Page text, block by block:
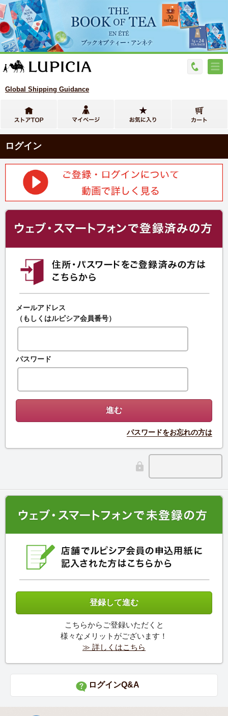
Global Shipping Guidance
ログイン
メールアドレス
（もしくはルピシア会員番号）
パスワード
パスワードをお忘れの方は
こちらからご登録いただくと
様々なメリットがございます！
≫ 詳しくはこちら